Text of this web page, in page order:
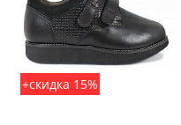
+скидка 15%